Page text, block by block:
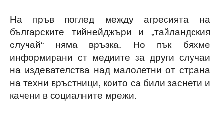
На пръв поглед между агресията на
българските тийнейджъри и „тайландския
случай“ няма връзка. Но пък бяхме
информирани от медиите за други случаи
на издевателства над малолетни от страна
на техни връстници, които са били заснети и
качени в социалните мрежи.